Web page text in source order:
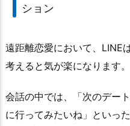
ション
遠距離恋愛において、LINE
考えると気が楽になります。
会話の中では、「次のデー
に行ってみたいね」といっ